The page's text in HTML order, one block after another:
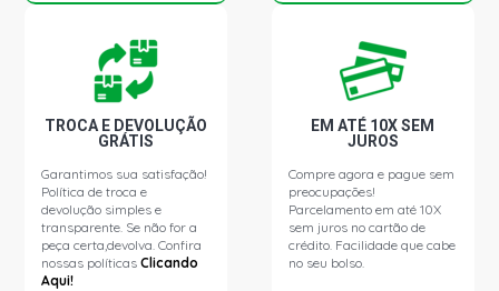
TROCA E DEVOLUÇÃO
GRÁTIS
Garantimos sua satisfação!
Política de troca e
devolução simples e
transparente. Se não for a
peça certa,devolva. Confira
nossas políticasClicando
Aqui!
EM ATÉ 10X SEM
JUROS
Compre agora e pague sem
preocupações!
Parcelamento em até 10X
sem juros no cartão de
crédito. Facilidade que cabe
no seu bolso.